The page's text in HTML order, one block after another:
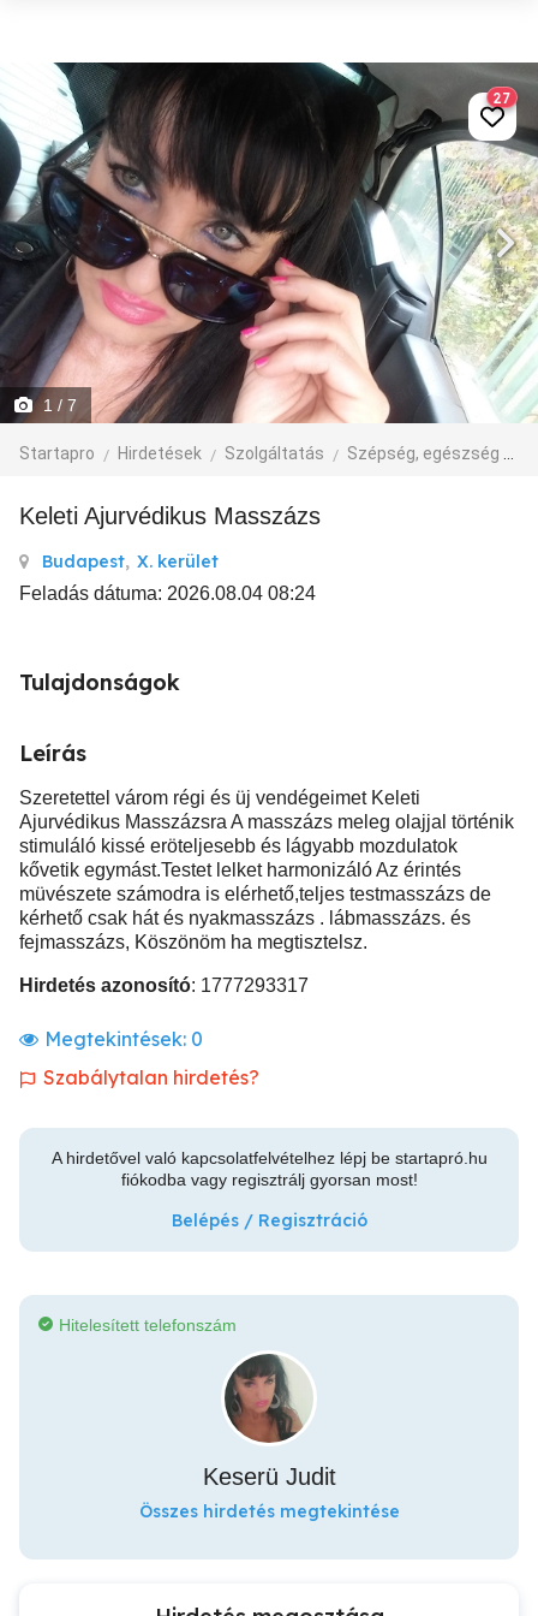
1 / 7
Startapro Hirdetések Szolgáltatás Szépség, egészség
27
Keleti Ajurvédikus Masszázs
Budapest, X. kerület
Feladás dátuma: 2026.08.04 08:24
Tulajdonságok
Leírás
Szeretettel várom régi és üj vendégeimet Keleti
Ajurvédikus Masszázsra A masszázs meleg olajjal történik
stimuláló kissé eröteljesebb és lágyabb mozdulatok
kővetik egymást.Testet lelket harmonizáló Az érintés
müvészete számodra is elérhető,teljes testmasszázs de
kérhető csak hát és nyakmasszázs . lábmasszázs. és
fejmasszázs, Köszönöm ha megtisztelsz.
Hirdetés azonosító: 1777293317
Megtekintések: 0
Szabálytalan hirdetés?
A hirdetővel való kapcsolatfelvételhez lépj be startapró.hu
fiókodba vagy regisztrálj gyorsan most!
Belépés / Regisztráció
Hitelesített telefonszám
Keserü Judit
Összes hirdetés megtekintése